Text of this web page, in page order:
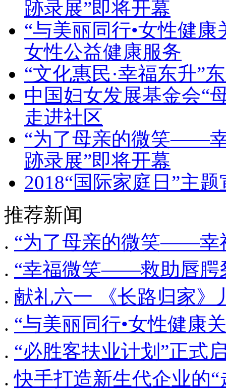
跡录展”即将开幕
“与美丽同行•女性健
女性公益健康服务
“文化惠民·幸福东升”
中国妇女发展基金会“
走进社区
“为了母亲的微笑——
跡录展”即将开幕
2018“国际家庭日”主
推荐新闻
. “为了母亲的微笑——幸
. “幸福微笑——救助唇腭
. 献礼六一 《长路归家》
. “与美丽同行•女性健康
. “必胜客扶业计划”正式
. 快手打造新生代企业的“